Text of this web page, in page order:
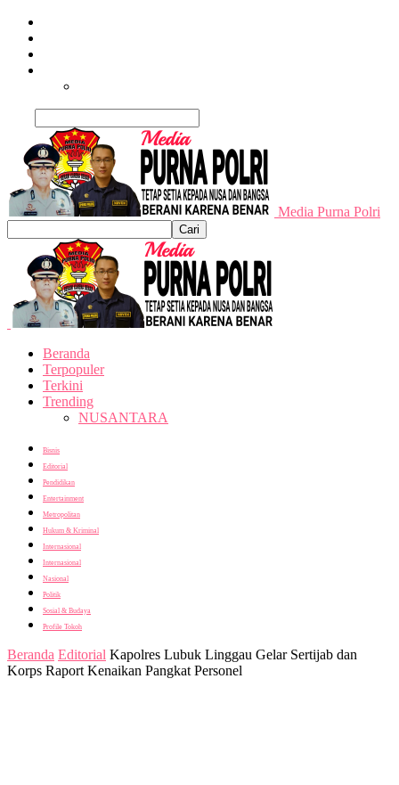
Media Purna Polri
Beranda
Terpopuler
Terkini
Trending
NUSANTARA
Bisnis
Editorial
Pendidikan
Entertainment
Metropolitan
Hukum & Kriminal
Internasional
Internasional
Nasional
Politik
Sosial & Budaya
Profile Tokoh
Beranda Editorial Kapolres Lubuk Linggau Gelar Sertijab dan
Korps Raport Kenaikan Pangkat Personel